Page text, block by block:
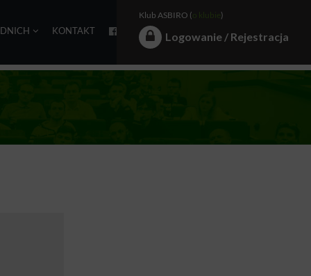
KONTAKT
Klub ASBIRO ( o klubie )
Logowanie / Rejestracja